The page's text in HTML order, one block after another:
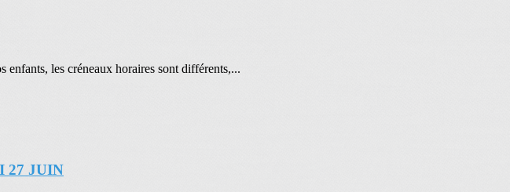
les créneaux horaires sont différents,...
27 JUIN